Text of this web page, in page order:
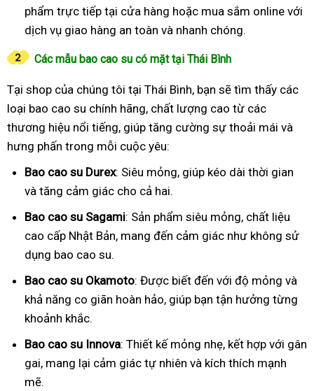
phẩm trực tiếp tại cửa hàng hoặc mua sắm online với
dịch vụ giao hàng an toàn và nhanh chóng.
Các mẫu bao cao su có mặt tại Thái Bình
Tại shop của chúng tôi tại Thái Bình, bạn sẽ tìm thấy các
loại bao cao su chính hãng, chất lượng cao từ các
thương hiệu nổi tiếng, giúp tăng cường sự thoải mái và
hưng phấn trong mỗi cuộc yêu:
Bao cao su Durex: Siêu mỏng, giúp kéo dài thời gian
và tăng cảm giác cho cả hai.
Bao cao su Sagami: Sản phẩm siêu mỏng, chất liệu
cao cấp Nhật Bản, mang đến cảm giác như không sử
dụng bao cao su.
Bao cao su Okamoto: Được biết đến với độ mỏng và
khả năng co giãn hoàn hảo, giúp bạn tận hưởng từng
khoảnh khắc.
Bao cao su Innova: Thiết kế mỏng nhẹ, kết hợp với gân
gai, mang lại cảm giác tự nhiên và kích thích mạnh
mẽ.